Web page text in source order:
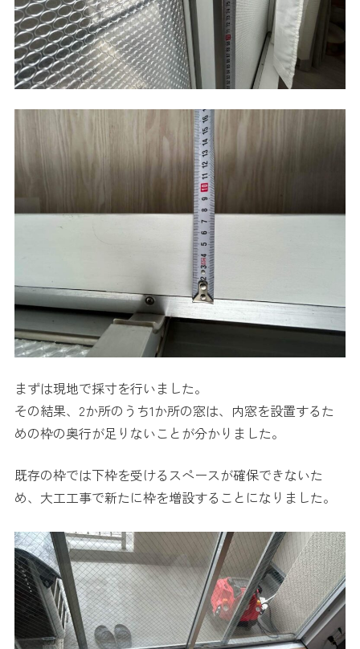
まずは現地で採寸を行いました。
その結果、2か所のうち1か所の窓は、内窓を設置するた
めの枠の奥行が足りないことが分かりました。
既存の枠では下枠を受けるスペースが確保できないた
め、大工工事で新たに枠を増設することになりました。